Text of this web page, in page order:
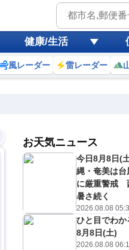
健康/生活
風レーダー 雷レーダー
19
℃
21
(金)
C
33℃
25 ℃
(
お天気ニュース
今日8月8日(
縄・奄美は
に厳重警戒
暑さ続く
2026.08.08
ひと目でわ
8月8日(土)
2026.08.08